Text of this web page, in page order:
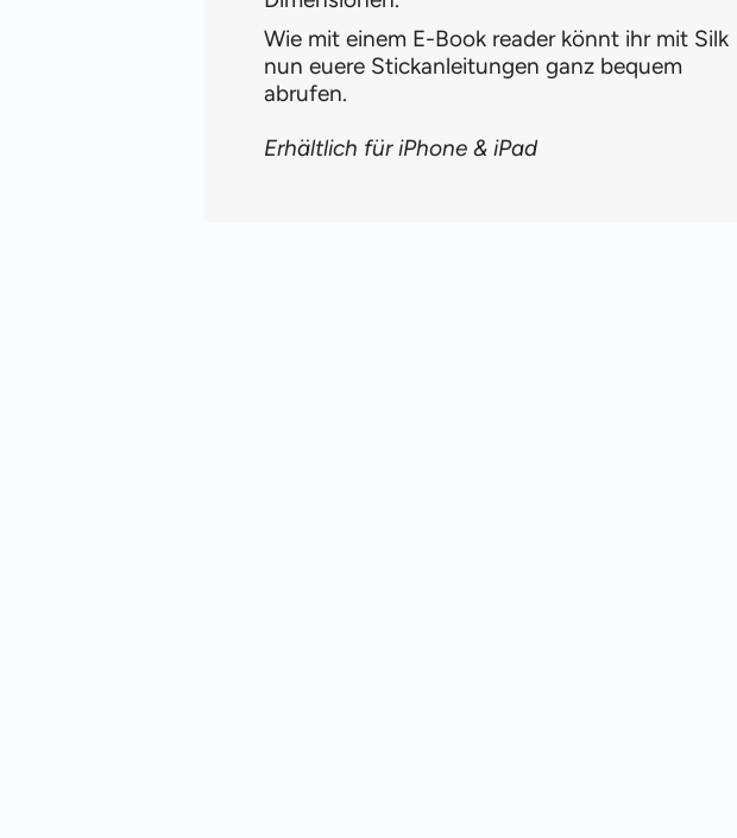
Wie mit einem E-Book reader könnt ihr mit Silk
nun euere Stickanleitungen ganz bequem
abrufen.
Erhältlich für iPhone & iPad